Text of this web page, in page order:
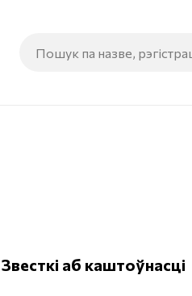
Звесткі аб каштоўнасці